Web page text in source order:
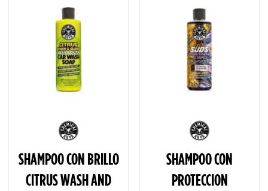
SHAMPOO CON BRILLO
CITRUS WASH AND
SHAMPOO CON
PROTECCION